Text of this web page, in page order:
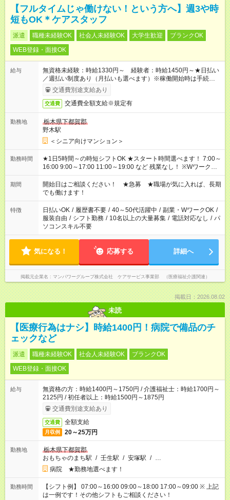
【フルタイムじゃ働けない！という方へ】週3や時
短もOK＊ケアスタッフ
派遣 職種未経験OK 社会人未経験OK 大学生歓迎
ブランクOK
WEB登録・面接OK
給与
無資格未経験：時給1330円～ 経験者：時給1450円～★日払い
／週払い制度あり（月払いも選べます）※稼働開始時は手続き完
了次第のお支払いとなります。
交通費別途支給あり
交通費 交通費全額支給※規定有
勤務地
栃木県下都賀郡
野木駅
＜シニア向けマンション＞
勤務時間
★1日5時間～の時短シフトOK ★スタート時間選べます！ 7:00～
16:00 9:00～17:00 11:00～19:00 など 残業なし！ ※Wワークの
場合、他のお仕事と合わせ週40時間超の就業はご案内できませ
ん ※法令に基づき、週20時間以上勤務は社会保険への加入対象
となります ※労働者派遣法（日雇い派遣の原則禁止）により、
短時間・短期間の就業はご案内が難しい場合があります
期間
開始日はご相談ください！ ★急募 ★職場が気に入れば、長期
でも働けます！
特徴 日払いOK / 履歴書不要 / 40～50代活躍中 / 副業・WワークOK /
服装自由 / シフト勤務 / 10名以上の大量募集 / 電話対応なし / パ
ソコンスキル不要
気になる！ 応募する 詳細へ
掲載元企業名 マンパワーグループ株式会社 ケアサービス事業部 （医療福祉介護関連）
掲載日：2026.08.02
未読
【医療行為はナシ】時給1400円！病院で備品のチ
ェックなど
派遣 職種未経験OK 社会人未経験OK
ブランクOK
WEB登録・面接OK
給与
無資格の方：時給1400円～1750円 / 介護福祉士：時給1700円～
2125円 / 初任者以上：時給1500円～1875円
交通費別途支給あり
交通費 全額支給
月収例 20～25万円
勤務地
栃木県下都賀郡
おもちゃのまち駅 / 壬生駅 / 安塚駅 / …
病院 ★勤務地選べます！
勤務時間
【シフト例】 07:00～16:00 09:00～18:00 17:00～09:00 ※ 上記
は一例です！その他シフトもご相談ください！